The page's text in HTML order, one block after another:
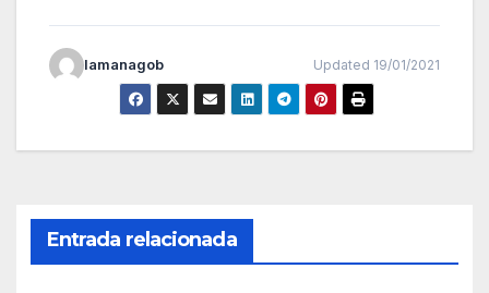
lamanagob Updated 19/01/2021
Entrada relacionada